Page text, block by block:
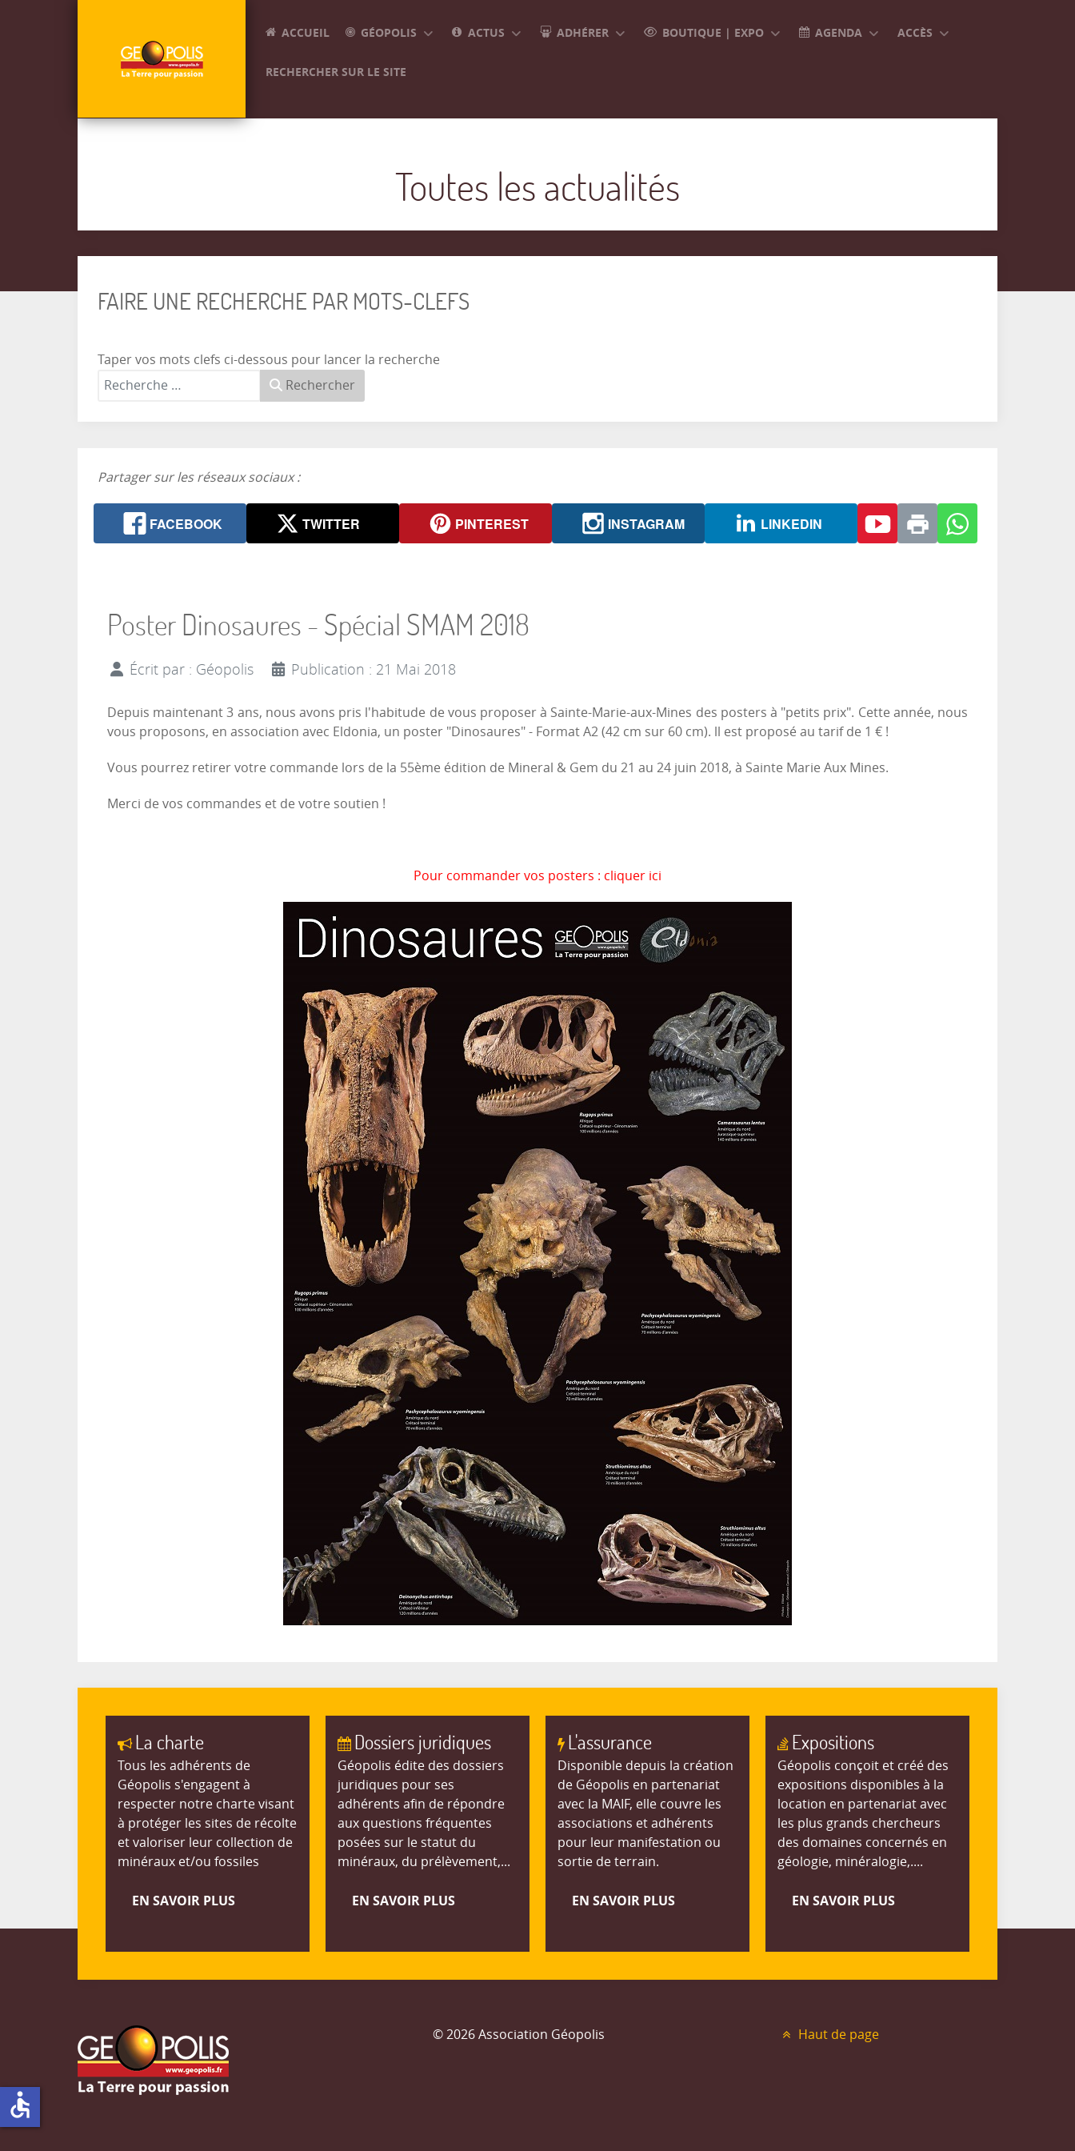
ACCUEIL GÉOPOLIS ACTUS ADHÉRER BOUTIQUE | EXPO AGENDA ACCÈS
RECHERCHER SUR LE SITE
Toutes les actualités
FAIRE UNE RECHERCHE PAR MOTS-CLEFS
Taper vos mots clefs ci-dessous pour lancer la recherche
Rechercher
Partager sur les réseaux sociaux :
FACEBOOK TWITTER PINTEREST INSTAGRAM LINKEDIN
Poster Dinosaures - Spécial SMAM 2018
Écrit par : Géopolis Publication : 21 Mai 2018
Depuis maintenant 3 ans, nous avons pris l'habitude de vous proposer à Sainte-Marie-aux-Mines des posters à "petits prix". Cette année, nous
vous proposons, en association avec Eldonia, un poster "Dinosaures" - Format A2 (42 cm sur 60 cm). ll est proposé au tarif de 1 € !
Vous pourrez retirer votre commande lors de la 55ème édition de Mineral & Gem du 21 au 24 juin 2018, à Sainte Marie Aux Mines.
Merci de vos commandes et de votre soutien !
Pour commander vos posters : cliquer ici
La charte
Tous les adhérents de
Géopolis s'engagent à
respecter notre charte visant
à protéger les sites de récolte
et valoriser leur collection de
minéraux et/ou fossiles
EN SAVOIR PLUS
Dossiers juridiques
Géopolis édite des dossiers
juridiques pour ses
adhérents afin de répondre
aux questions fréquentes
posées sur le statut du
minéraux, du prélèvement,...
EN SAVOIR PLUS
L'assurance
Disponible depuis la création
de Géopolis en partenariat
avec la MAIF, elle couvre les
associations et adhérents
pour leur manifestation ou
sortie de terrain.
EN SAVOIR PLUS
Expositions
Géopolis conçoit et créé des
expositions disponibles à la
location en partenariat avec
les plus grands chercheurs
des domaines concernés en
géologie, minéralogie,....
EN SAVOIR PLUS
© 2026 Association Géopolis Haut de page
accessible